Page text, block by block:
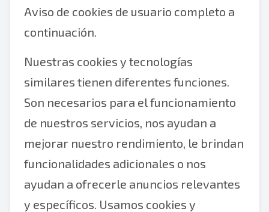
Aviso de cookies de usuario completo a
continuación.
Nuestras cookies y tecnologías
similares tienen diferentes funciones.
Son necesarios para el funcionamiento
de nuestros servicios, nos ayudan a
mejorar nuestro rendimiento, le brindan
funcionalidades adicionales o nos
ayudan a ofrecerle anuncios relevantes
y específicos. Usamos cookies y